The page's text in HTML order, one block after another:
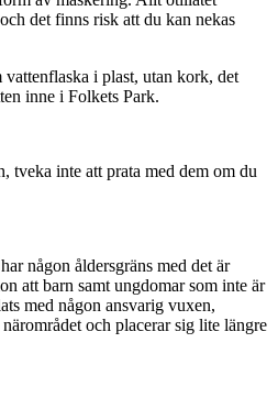
det finns risk att du kan nekas
i plast, utan kork, det
inne i Folkets Park.
tveka inte att prata med dem om du
någon åldersgräns med det är
att barn samt ungdomar som inte är
med någon ansvarig vuxen,
och placerar sig lite längre